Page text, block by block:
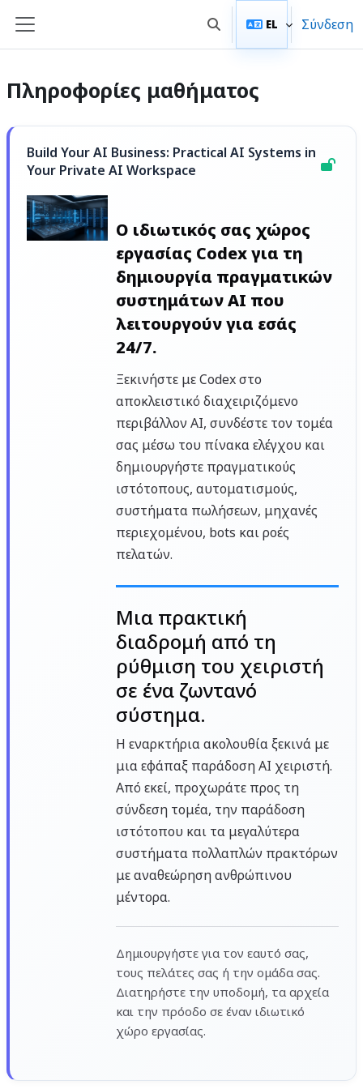
Πλευρικός πίνακας Εναλλαγή εισόδου
EL Σύνδεση
Πληροφορίες μαθήματος
Build Your AI Business: Practical AI Systems in
Your Private AI Workspace
Ο ιδιωτικός σας χώρος
εργασίας Codex για τη
δημιουργία πραγματικών
συστημάτων AI που
λειτουργούν για εσάς
24/7.
Ξεκινήστε με Codex στο
αποκλειστικό διαχειριζόμενο
περιβάλλον AI, συνδέστε τον τομέα
σας μέσω του πίνακα ελέγχου και
δημιουργήστε πραγματικούς
ιστότοπους, αυτοματισμούς,
συστήματα πωλήσεων, μηχανές
περιεχομένου, bots και ροές
πελατών.
Μια πρακτική
διαδρομή από τη
ρύθμιση του χειριστή
σε ένα ζωντανό
σύστημα.
Η εναρκτήρια ακολουθία ξεκινά με
μια εφάπαξ παράδοση AI χειριστή.
Από εκεί, προχωράτε προς τη
σύνδεση τομέα, την παράδοση
ιστότοπου και τα μεγαλύτερα
συστήματα πολλαπλών πρακτόρων
με αναθεώρηση ανθρώπινου
μέντορα.
Δημιουργήστε για τον εαυτό σας,
τους πελάτες σας ή την ομάδα σας.
Διατηρήστε την υποδομή, τα αρχεία
και την πρόοδο σε έναν ιδιωτικό
χώρο εργασίας.